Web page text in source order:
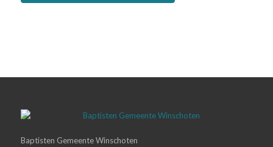
Baptisten Gemeente Winschoten